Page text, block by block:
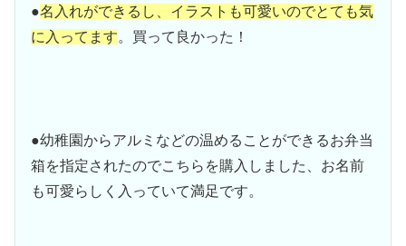
●名入れができるし、イラストも可愛いのでとても気
に入ってます。買って良かった！
●幼稚園からアルミなどの温めることができるお弁当
箱を指定されたのでこちらを購入しました、お名前
も可愛らしく入っていて満足です。